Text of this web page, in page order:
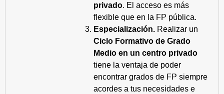
privado. El acceso es más
flexible que en la FP pública.
Especialización. Realizar un
Ciclo Formativo de Grado
Medio en un centro privado
tiene la ventaja de poder
encontrar grados de FP siempre
acordes a tus necesidades e